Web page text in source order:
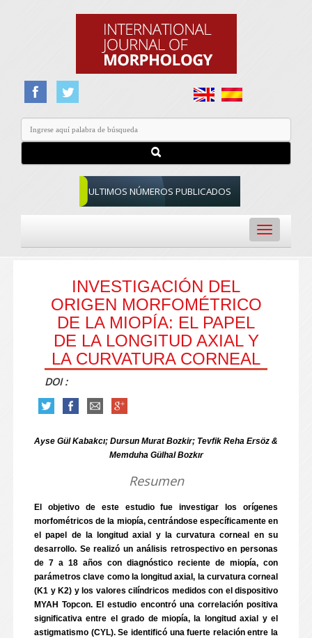
ULTIMOS NÚMEROS PUBLICADOS
Toggle
navigation
INVESTIGACIÓN DEL
ORIGEN MORFOMÉTRICO
DE LA MIOPÍA: EL PAPEL
DE LA LONGITUD AXIAL Y
LA CURVATURA CORNEAL
DOI :
Ayse Gül Kabakcı; Dursun Murat Bozkir; Tevfik Reha Ersöz &
Memduha Gülhal Bozkır
Resumen
El objetivo de este estudio fue investigar los orígenes
morfométricos de la miopía, centrándose específicamente en
el papel de la longitud axial y la curvatura corneal en su
desarrollo. Se realizó un análisis retrospectivo en personas
de 7 a 18 años con diagnóstico reciente de miopía, con
parámetros clave como la longitud axial, la curvatura corneal
(K1 y K2) y los valores cilíndricos medidos con el dispositivo
MYAH Topcon. El estudio encontró una correlación positiva
significativa entre el grado de miopía, la longitud axial y el
astigmatismo (CYL). Se identificó una fuerte relación entre la